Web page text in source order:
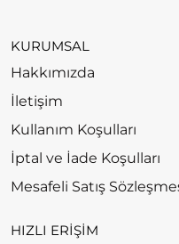
KURUMSAL
Hakkımızda
İletişim
Kullanım Koşulları
İptal ve İade Koşulları
Mesafeli Satış
HIZLI ERİŞİM